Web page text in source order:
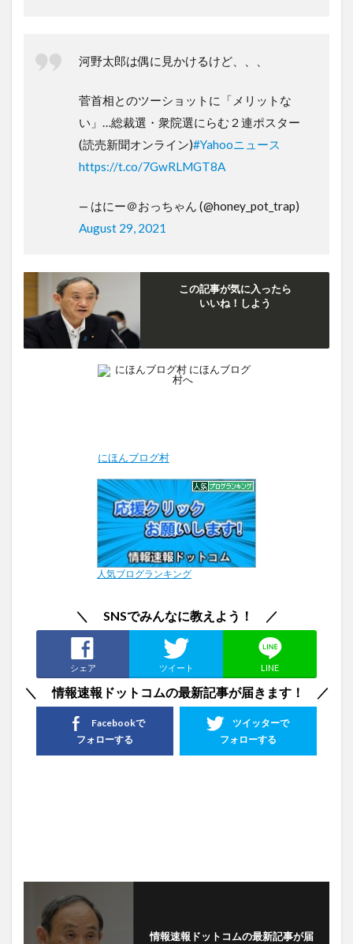
河野太郎は偶に見かけるけど、、、
菅首相とのツーショットに「メリットな
い」…総裁選・衆院選にらむ２連ポスター
(読売新聞オンライン)#Yahooニュース
https://t.co/7GwRLMGT8A
— はにー＠おっちゃん (@honey_pot_trap)
August 29, 2021
この記事が気に入ったら
いいね！しよう
にほんブログ村
人気ブログランキング
＼ SNSでみんなに教えよう！ ／
シェア ツイート LINE
＼ 情報速報ドットコムの最新記事が届きます！ ／
ツイッターで
フォローする
Facebookで
フォローする
情報速報ドットコムの最新記事が届